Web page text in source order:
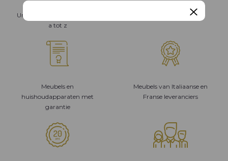
Unieke gesprekspartner van
a tot z
Studie van je project
Meubels en
huishoudapparaten met
garantie
Meubels van Italiaanse en
Franse leveranciers